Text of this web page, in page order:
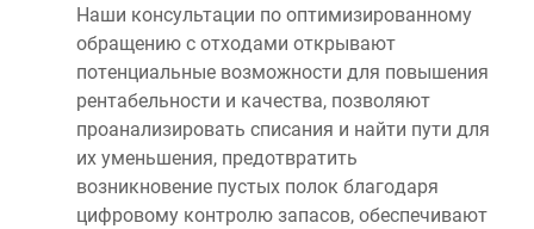
Наши консультации по оптимизированному
обращению с отходами открывают
потенциальные возможности для повышения
рентабельности и качества, позволяют
проанализировать списания и найти пути для
их уменьшения, предотвратить
возникновение пустых полок благодаря
цифровому контролю запасов, обеспечивают